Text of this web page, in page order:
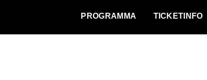
PROGRAMMA TICKETINFO